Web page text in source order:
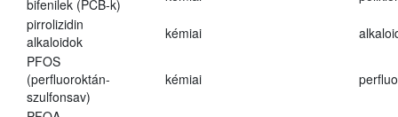
bifenilek (PCB-k)
pirrolizidin
alkaloidok
kémiai
PFOS
(perfluoroktán-
szulfonsav)
kémiai